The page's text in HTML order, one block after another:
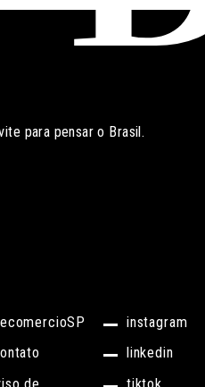
instagram
linkedin
para pensar o Brasil.